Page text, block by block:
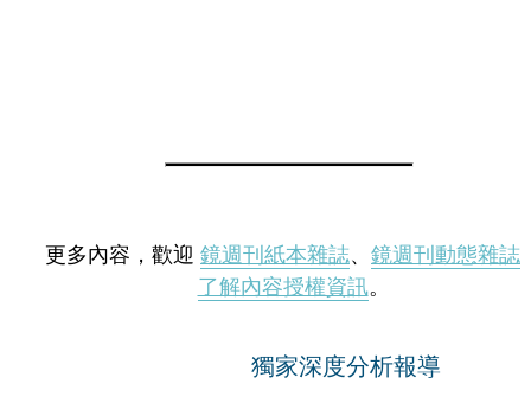
更多內容，歡迎 鏡週刊紙本雜誌、 鏡週刊動態雜誌
了解內容授權資訊。
獨家深度分析報導